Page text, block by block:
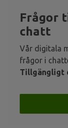
Frågor
chatt
Vår digitala
frågor i
Tillgängligt